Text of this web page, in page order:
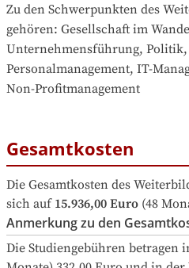
Zu den Schwerpunkten des
gehören: Gesellschaft im
Unternehmensführung,
Personalmanagement, IT-
Non-Profitmanagement
Gesamtkosten
Die Gesamtkosten des
sich auf 15.936,00 Euro (48
Anmerkung zu den
Die Studiengebühren betragen